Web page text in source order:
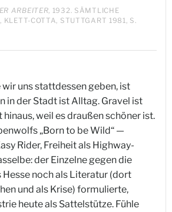
ARBEITER, 1932. SÄMTLICHE
KLETT-COTTA, STUTTGART 1981, S.
wir uns stattdessen geben, ist
in der Stadt ist Alltag. Gravel ist
hinaus, weil es draußen schöner ist.
„Born to be Wild“ —
Rider, Freiheit als Highway-
der Einzelne gegen die
Hesse noch als Literatur (dort
und als Krise) formulierte,
heute als Sattelstütze. Fühle